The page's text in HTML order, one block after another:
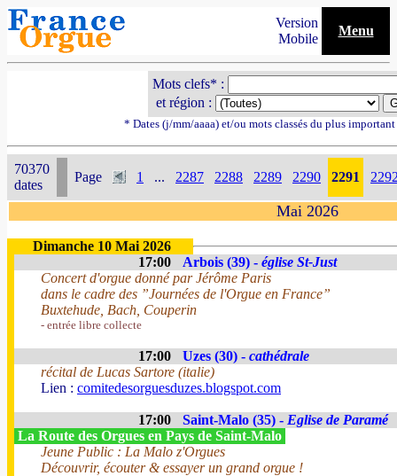
Version
Mobile
Menu
Mots clefs* :
et région :
* Dates (j/mm/aaaa) et/ou mots classés du plus
70370
dates
Page 1 ... 2287 2288 2289 2290 2291
Mai 2026
Dimanche 10 Mai 2026
17:00
Arbois (39) - église St-Just
Concert d'orgue donné par Jérôme Paris
dans le cadre des ”Journées de l'Orgue en France”
Buxtehude, Bach, Couperin
- entrée libre collecte
17:00 Uzes (30) - cathédrale
récital de Lucas Sartore (italie)
Lien : comitedesorguesduzes.blogspot.com
17:00 Saint-Malo (35) - Eglise de Paramé
La Route des Orgues en Pays de Saint-Malo
Jeune Public : La Malo z'Orgues
Découvrir, écouter & essayer un grand orgue !